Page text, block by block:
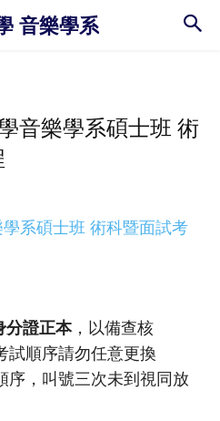
音樂學系
音樂學系碩士班 術
系碩士班 術科暨面試考
分證正本，以備查核
試順序請勿任意更換
序，叫號三次未到視同放